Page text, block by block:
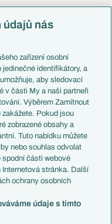
soutěž
údajů nás
zařízení osobní
jedinečné identifikátory, a
aby sledovací
v části My a naši partneři
Výběrem Zamítnout
Pokud jsou
zobrazené obsahy a
Tuto nabídku můžete
nebo souhlas odvolat
spodní části webové
Internetová stránka. Další
ochrany osobních
údaje s tímto